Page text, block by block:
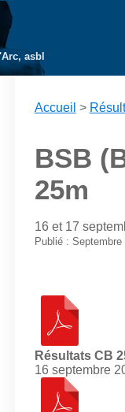
asbl
Accueil >
BSB
25m
16 et 17
Publié : Septembre
Résultats CB
16 septembre